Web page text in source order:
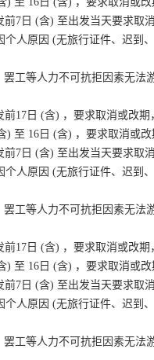
7日 (含) 至出发当天要求取
人原因 (无旅行证件、迟到
罢工等人力不可抗拒因素无
17日 (含) ，要求取消或改
至 16日 (含) ，要求取消或
7日 (含) 至出发当天要求取
人原因 (无旅行证件、迟到
罢工等人力不可抗拒因素无
17日 (含) ，要求取消或改
至 16日 (含) ，要求取消或
7日 (含) 至出发当天要求取
人原因 (无旅行证件、迟到
罢工等人力不可抗拒因素无